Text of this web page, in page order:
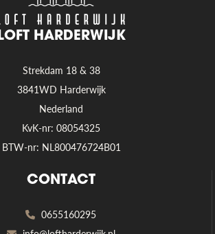
LOFT HARDERWIJK
Strekdam 18 & 38
3841WD Harderwijk
Nederland
KvK-nr: 08054325
BTW-nr: NL800476724B01
CONTACT
0655160295